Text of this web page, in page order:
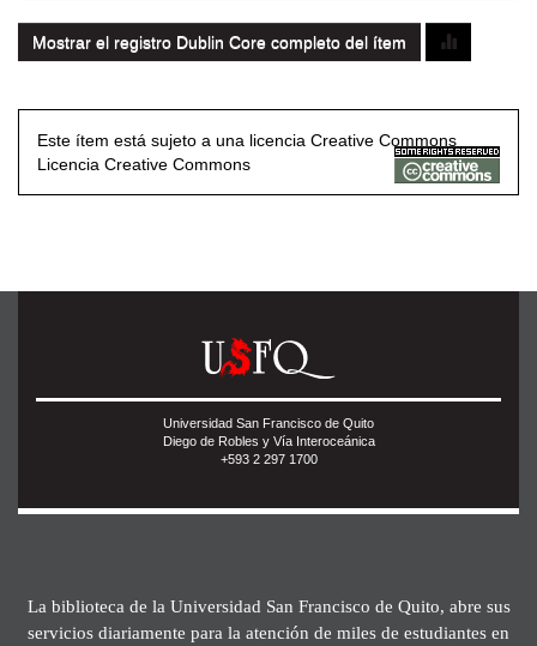
Mostrar el registro Dublin Core completo del ítem
Este ítem está sujeto a una licencia Creative Commons
Licencia Creative Commons
Universidad San Francisco de Quito
Diego de Robles y Vía Interoceánica
+593 2 297 1700
La biblioteca de la Universidad San Francisco de Quito, abre sus
servicios diariamente para la atención de miles de estudiantes en